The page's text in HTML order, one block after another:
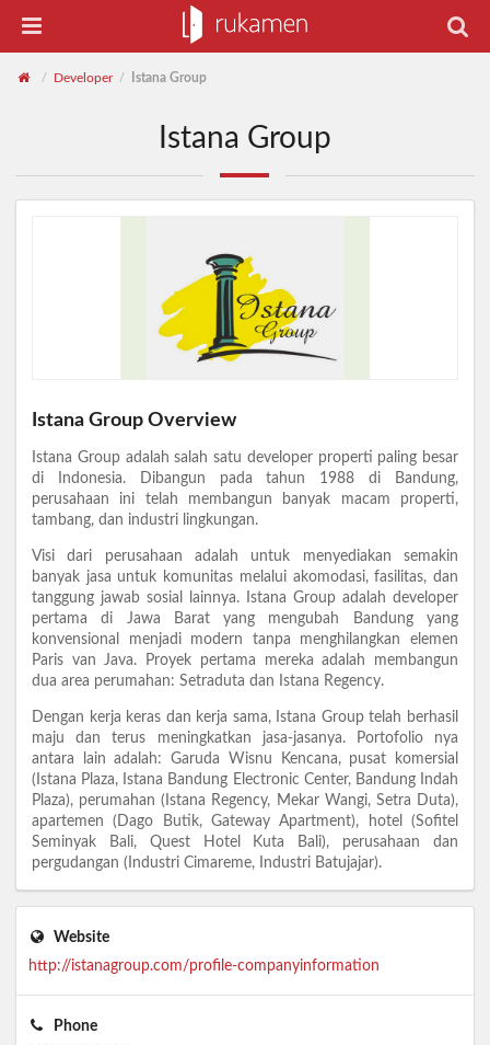
/ Developer / Istana Group
Istana Group
Istana Group Overview
Istana Group adalah salah satu developer properti paling besar
di Indonesia. Dibangun pada tahun 1988 di Bandung,
perusahaan ini telah membangun banyak macam properti,
tambang, dan industri lingkungan.
Visi dari perusahaan adalah untuk menyediakan semakin
banyak jasa untuk komunitas melalui akomodasi, fasilitas, dan
tanggung jawab sosial lainnya. Istana Group adalah developer
pertama di Jawa Barat yang mengubah Bandung yang
konvensional menjadi modern tanpa menghilangkan elemen
Paris van Java. Proyek pertama mereka adalah membangun
dua area perumahan: Setraduta dan Istana Regency.
Dengan kerja keras dan kerja sama, Istana Group telah berhasil
maju dan terus meningkatkan jasa-jasanya. Portofolio nya
antara lain adalah: Garuda Wisnu Kencana, pusat komersial
(Istana Plaza, Istana Bandung Electronic Center, Bandung Indah
Plaza), perumahan (Istana Regency, Mekar Wangi, Setra Duta),
apartemen (Dago Butik, Gateway Apartment), hotel (Sofitel
Seminyak Bali, Quest Hotel Kuta Bali), perusahaan dan
pergudangan (Industri Cimareme, Industri Batujajar).
Website
http://istanagroup.com/profile-companyinformation
Phone